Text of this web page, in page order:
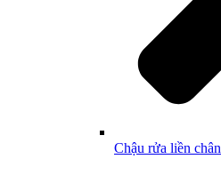
Chậu rửa liền chân